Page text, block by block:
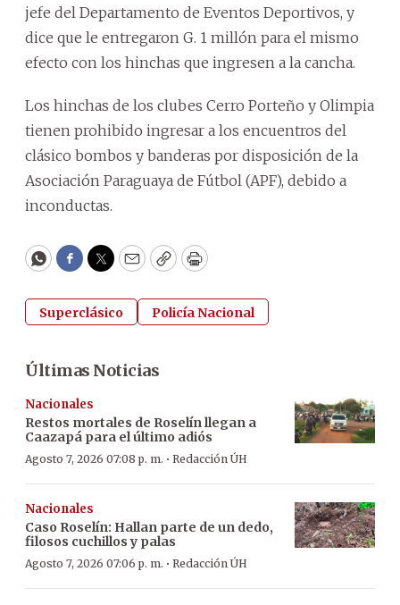
jefe del Departamento de Eventos Deportivos, y
dice que le entregaron G. 1 millón para el mismo
efecto con los hinchas que ingresen a la cancha.
Los hinchas de los clubes Cerro Porteño y Olimpia
tienen prohibido ingresar a los encuentros del
clásico bombos y banderas por disposición de la
Asociación Paraguaya de Fútbol (APF), debido a
inconductas.
WhatsApp
Facebook
Twitter
EmailCopyPrint
Superclásico Policía Nacional
Últimas Noticias
Nacionales
Restos mortales de Roselín llegan a
Caazapá para el último adiós
Agosto 7, 2026 07:08 p. m. · Redacción ÚH
Nacionales
Caso Roselín: Hallan parte de un dedo,
filosos cuchillos y palas
Agosto 7, 2026 07:06 p. m. · Redacción ÚH